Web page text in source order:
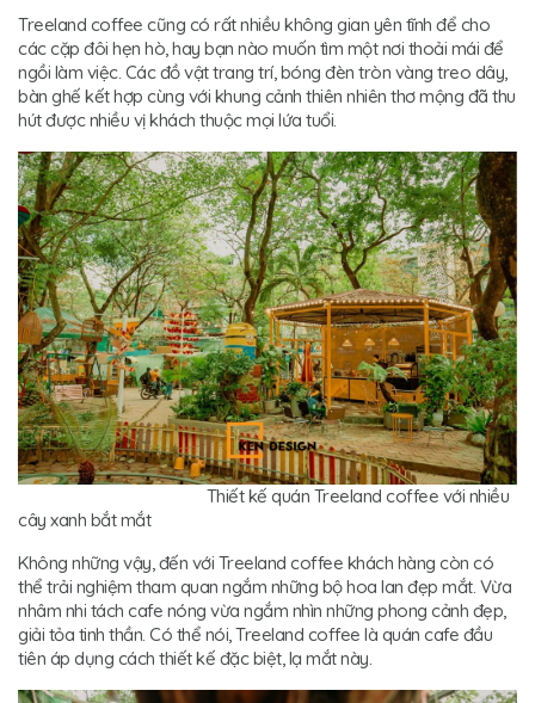
Treeland coffee cũng có rất nhiều không gian yên tĩnh để cho
các cặp đôi hẹn hò, hay bạn nào muốn tìm một nơi thoải mái để
ngồi làm việc. Các đồ vật trang trí, bóng đèn tròn vàng treo dây,
bàn ghế kết hợp cùng với khung cảnh thiên nhiên thơ mộng đã thu
hút được nhiều vị khách thuộc mọi lứa tuổi.
Thiết kế quán Treeland coffee với nhiều
cây xanh bắt mắt
Không những vậy, đến với Treeland coffee khách hàng còn có
thể trải nghiệm tham quan ngắm những bộ hoa lan đẹp mắt. Vừa
nhâm nhi tách cafe nóng vừa ngắm nhìn những phong cảnh đẹp,
giải tỏa tinh thần. Có thể nói, Treeland coffee là quán cafe đầu
tiên áp dụng cách thiết kế đặc biệt, lạ mắt này.